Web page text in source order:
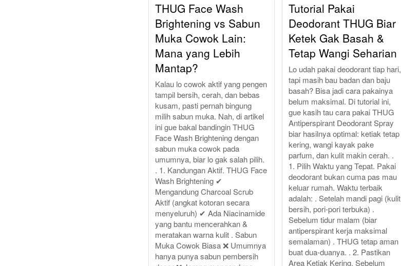
THUG Face Wash
Brightening vs Sabun
Muka Cowok Lain:
Mana yang Lebih
Mantap?
Kalau lo cowok aktif yang pengen
tampil bersih, cerah, dan bebas
kusam, pasti pernah bingung
milih sabun muka. Nah, di artikel
ini gue bakal bandingin THUG
Face Wash Brightening dengan
sabun muka cowok pada
umumnya, biar lo gak salah pilih.
. 1. Kandungan Aktif. THUG Face
Wash Brightening ✔
Mengandung Charcoal Scrub
Aktif (angkat kotoran secara
menyeluruh) ✔ Ada Niacinamide
yang bantu mencerahkan &
meratakan warna kulit . Sabun
Muka Cowok Biasa ❌ Umumnya
hanya punya sabun pembersih
Tutorial Pakai
Deodorant THUG Biar
Ketek Gak Basah &
Tetap Wangi Seharian
Lo udah pakai deodorant tiap hari,
tapi masih bau badan dan baju
basah? Bisa jadi cara pakainya
belum maksimal. Di tutorial ini,
gue kasih tau cara pakai THUG
Antiperspirant Deodorant Spray
biar hasilnya optimal: ketiak tetap
kering, wangi kayak pake
parfum, dan kulit makin cerah. .
1. Pilih Waktu yang Tepat. Pakai
deodorant bukan cuma pas mau
keluar rumah. Waktu terbaik
adalah: . Setelah mandi pagi (kulit
bersih, pori-pori terbuka) .
Sebelum tidur malam (biar
antiperspirant kerja maksimal
semalaman) . THUG tetap aman
buat dua-duanya. . 2. Pastikan
Area Ketiak Kering. Sebelum